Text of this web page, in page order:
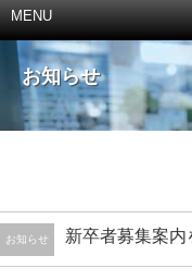
MENU
お知らせ
お知らせ 新卒者募集案内